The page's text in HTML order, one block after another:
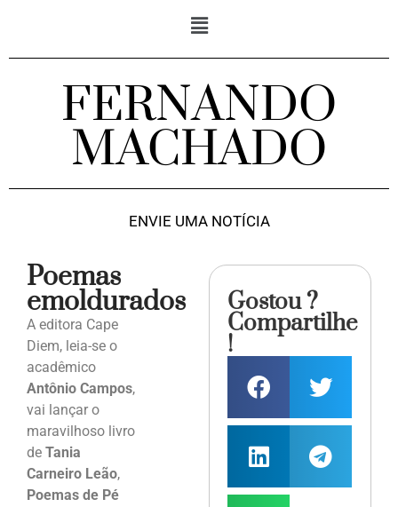
FERNANDO
MACHADO
ENVIE UMA NOTÍCIA
Poemas
emoldurados
A editora Cape
Diem, leia-se o
acadêmico
Antônio Campos,
vai lançar o
maravilhoso livro
de Tania
Carneiro Leão,
Poemas de Pé
Gostou ?
Compartilhe
!